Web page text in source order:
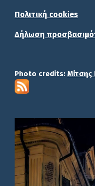
Πολιτική cookies
Δήλωση
Photo credits: Μίτσης